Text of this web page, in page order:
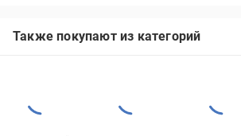
Также покупают из категорий